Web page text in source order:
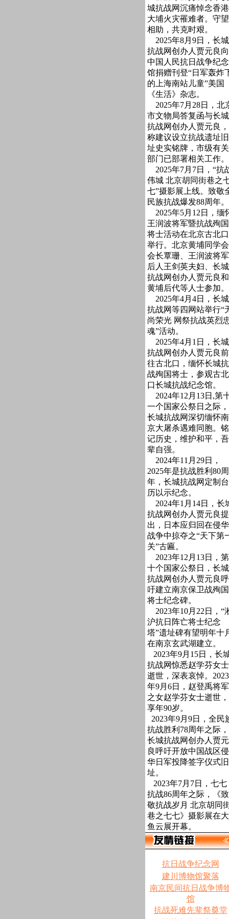
城抗战网沉痛悼念香港
大埔火灾罹难者。守望
相助，共克时艰。
2025年8月9日，长城
抗战网创办人贾元良向
中国人民抗日战争纪念
馆捐赠刊登“日军轰炸
的上海南站儿童”美国
《生活》杂志。
2025年7月28日，北
市文物局答复函与长城
抗战网创办人贾元良，
称建议设立抗战遗址旧
址史实铭牌，市级有关
部门已部署相关工作。
2025年7月7日，“抗
伟城 北京胡同街巷之
七”摄影展上线。致敬
民族抗战爆发88周年。
2025年5月12日，缅
王润波将军暨抗战殉国
将士活动在北京古北口
举行。北京黄埔同学会
会长覃珊、王润波将军
后人王剑英夫妇、长城
抗战网创办人贾元良和
黄埔后代等人士参加。
2025年4月4日，长城
抗战网等四网站举行“
尚荣光 网祭抗战英烈
魂”活动。
2025年4月1日，长城
抗战网创办人贾元良前
往古北口，缅怀长城抗
战殉国将士，参观古北
口长城抗战纪念馆。
2024年12月13日,第
一个国家公祭日之际，
长城抗战网深切缅怀南
京大屠杀遇难同胞。铭
记历史，维护和平，吾
辈自强。
2024年11月29日，
2025年是抗战胜利80周
年，长城抗战网定制台
历以示纪念。
2024年1月14日，长
抗战网创办人贾元良提
出，日本应归回在侵华
战争中掠夺之“天下第
关”古匾。
2023年12月13日，第
十个国家公祭日，长城
抗战网创办人贾元良呼
吁建立南京保卫战殉国
将士纪念碑。
2023年10月22日，“
沪抗日阵亡将士纪念
塔”遗址碑有望明年十
在南京玄武湖建立。
2023年9月15日，长
抗战网惊悉赵学芬女士
逝世，深表哀悼。2023
年9月6日，赵登禹将军
之女赵学芬女士逝世，
享年90岁。
2023年9月9日，全民
抗战胜利78周年之际，
长城抗战网创办人贾元
良呼吁开放中国战区侵
华日军投降签字仪式旧
址。
2023年7月7日，七七
抗战86周年之际，《致
敬抗战岁月 北京胡同
巷之七七》摄影展在大
鱼云展开幕。
抗日战争纪念网
建川博物馆聚落
南京民间抗日战争博
馆
抗战死难先辈祭奠堂